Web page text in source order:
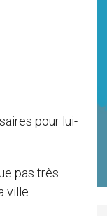
pour lui-
pas très
ville.